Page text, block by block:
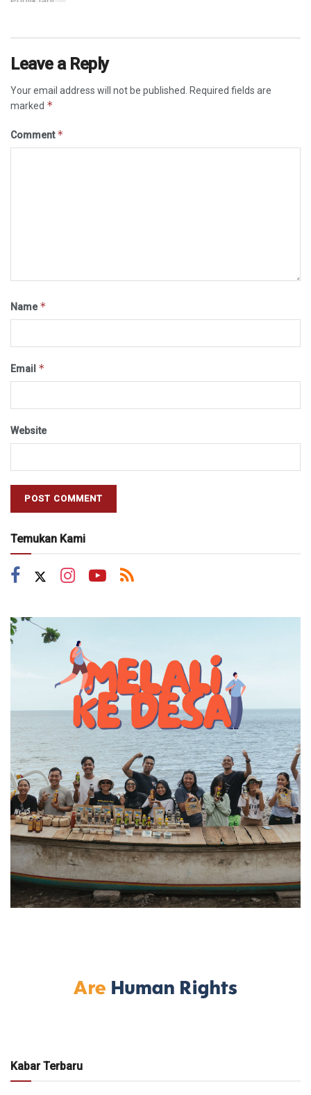
Leave a Reply
Your email address will not be published.
Required fields are
marked *
Comment*
Name*
Email *
Website
Temukan Kami
Kabar Terbaru